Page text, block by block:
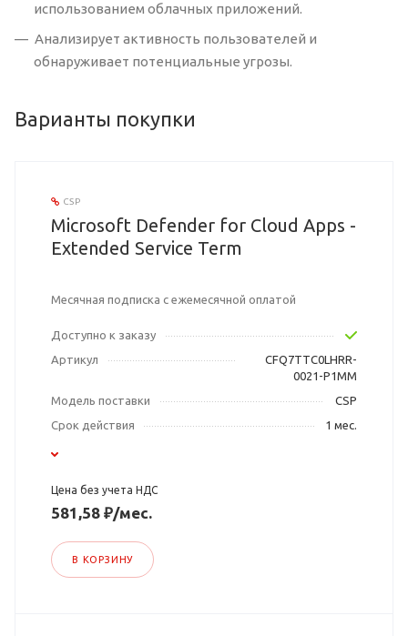
использованием облачных приложений.
Анализирует активность пользователей и
обнаруживает потенциальные угрозы.
Варианты покупки
CSP
Microsoft Defender for Cloud Apps -
Extended Service Term
Месячная подписка с ежемесячной оплатой
Доступно к заказу
Артикул
CFQ7TTC0LHRR-
0021-P1MM
Модель поставки
CSP
Срок действия
1 мес.
Цена без учета НДС
581,58 ₽/мес.
В КОРЗИНУ